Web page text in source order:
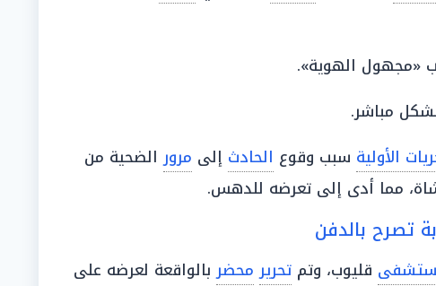
«مجهول الهوية».
مباشر.
الأولية سبب وقوع الحادث إلى مرورالضحية من
مما أدى إلى تعرضه للدهس.
تصرح بالدفن
قليوب، وتم تحرير محضربالواقعة لعرضه على